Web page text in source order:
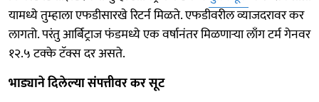
यामध्ये तुम्हाला एफडीसारखे रिटर्न मिळते. एफडीवरील व्याजदरावर कर
लागतो. परंतु आर्बिट्राज फंडमध्ये एक वर्षानंतर मिळणाऱ्या लाँग टर्म गेनवर
१२.५ टक्के टॅक्स दर असते.
भाड्याने दिलेल्या संपत्तीवर कर सूट